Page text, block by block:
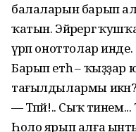
балаларын барып
ҡатын. Эйәрергә
әүрәп оноттолар инде.
Барып етһә –
тағылдылармы икән?
— Тәпәй!.. Сыҡ тинем...
Һоло ярып алға